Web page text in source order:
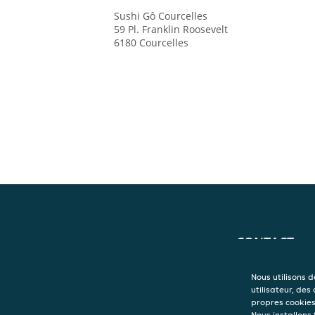
Sushi Gô Courcelles
59 Pl. Franklin Roosevelt
6180 Courcelles
CONTACT
59 Pl. Franklin
6180 Courcelles
Nous utilisons
utilisateur, des
propres